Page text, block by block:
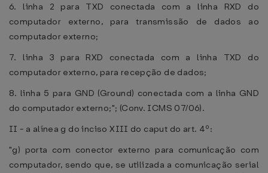
6. linha 2 para TXD conectada com a linha RXD do
computador externo, para transmissão de dados ao
computador externo;
7. linha 3 para RXD conectada com a linha TXD do
computador externo, para recepção de dados;
8. linha 5 para GND (Ground) conectada com a linha GND
do computador externo;"; (Conv. ICMS 07/06).
II - a alínea g do inciso XIII do caput do art. 4º:
"g) porta com conector externo para comunicação com
computador, sendo que, se utilizada a comunicação serial